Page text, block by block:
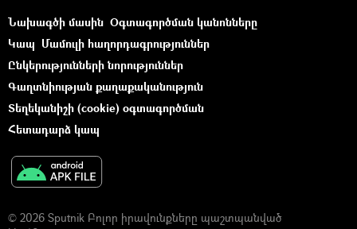
Նախագծի մասին Օգտագործման կանոնները
Կապ Մամուլի հաղորդագրություններ
Ընկերությունների նորություններ
Գաղտնիության քաղաքականություն
Տեղեկանիշի (cookie) օգտագործման
Հետադարձ կապ
© 2026 Sputnik Բոլոր իրավունքները պաշտպանված